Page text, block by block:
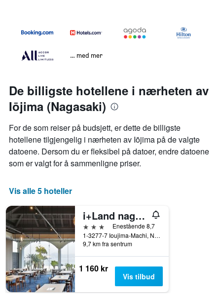
… med mer
De billigste hotellene i nærheten av
Iōjima (Nagasaki)
For de som reiser på budsjett, er dette de billigste
hotellene tilgjengelig i nærheten av Iōjima på de valgte
datoene. Dersom du er fleksibel på datoer, endre datoene
som er valgt for å sammenligne priser.
Vis alle 5 hoteller
i+Land nagasaki
3 stjernerEnestående 8,7
1-3277-7 Ioujima-Machi, Nagasaki, Japan
9,7 km fra sentrum
1 160 kr
Vis tilbud